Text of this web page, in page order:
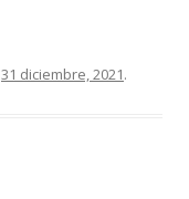
31 diciembre, 2021.